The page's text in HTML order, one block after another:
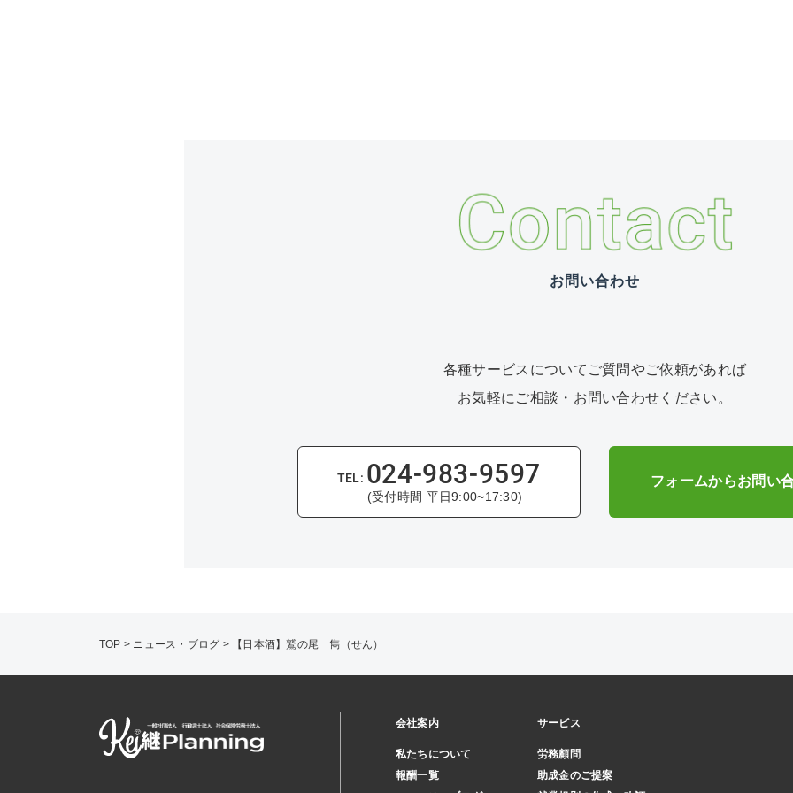
お問い合わせ
各種サービスについて ご質問やご依頼があれば
お気軽にご相談・お問い合わせください。
024-983-9597
(受付時間 平日9:00~17:30)
フォームからお問い
TOP > ニュース・ブログ > 【日本酒】鷲の尾 雋（せん）
会社案内
私たちについて
報酬一覧
サービス
労務顧問
助成金のご提案